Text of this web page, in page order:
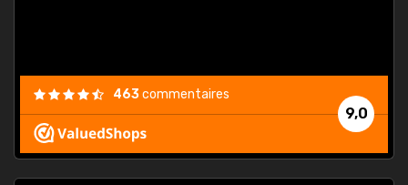
9,0
463commentaires